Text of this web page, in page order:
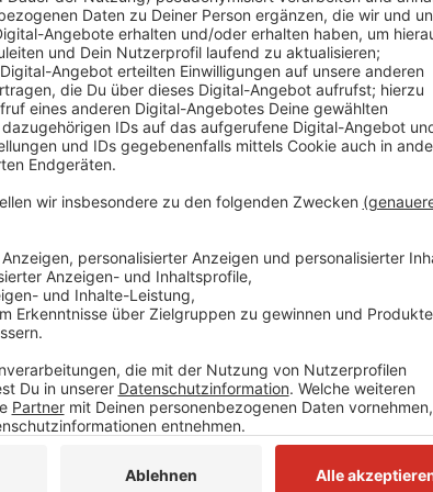
Ausgehend von der Kindertageseinrichtung Leuchtturm,
Kindertageseinrichtungen des Kirchenkreises
Am 31.10.2023 (Dienstag) wird es in allen
Anzeige
Die Details: Kommen Sie zwischen 13:30 Uhr und 17:30
Kirchenkreises Niederberg.
Voraussetzung: Sie sind zwischen 17 und 55 Jahre
registriert, haben keine chronischen Erkrankungen,
und sie haben einen BMI unter 40.
TelefonEvangel. Kirchenkreis:02051 965433